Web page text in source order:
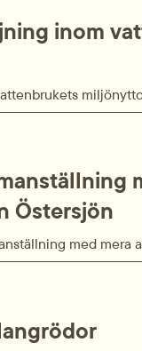
inom
Östersjön
med